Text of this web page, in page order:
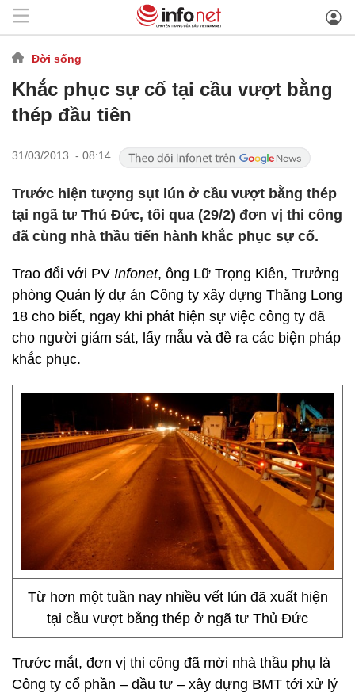
Đời sống
Khắc phục sự cố tại cầu vượt bằng
thép đầu tiên
31/03/2013 - 08:14
Trước hiện tượng sụt lún ở cầu vượt bằng thép
tại ngã tư Thủ Đức, tối qua (29/2) đơn vị thi công
đã cùng nhà thầu tiến hành khắc phục sự cố.
Trao đổi với PV Infonet, ông Lữ Trọng Kiên, Trưởng
phòng Quản lý dự án Công ty xây dựng Thăng Long
18 cho biết, ngay khi phát hiện sự việc công ty đã
cho người giám sát, lấy mẫu và đề ra các biện pháp
khắc phục.
Từ hơn một tuần nay nhiều vết lún đã xuất hiện
tại cầu vượt bằng thép ở ngã tư Thủ Đức
Trước mắt, đơn vị thi công đã mời nhà thầu phụ là
Công ty cổ phần – đầu tư – xây dựng BMT tới xử lý